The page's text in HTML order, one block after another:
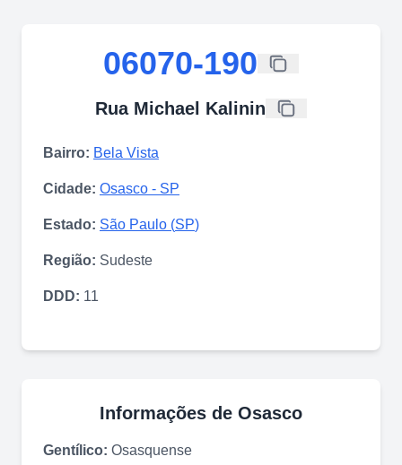
06070-190
Rua Michael Kalinin
Bairro: Bela Vista
Cidade: Osasco - SP
Estado: São Paulo (SP)
Região: Sudeste
DDD: 11
Informações de Osasco
Gentílico: Osasquense